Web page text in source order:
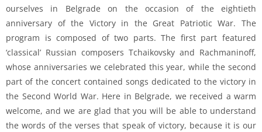
ourselves in Belgrade on the occasion of the eightieth
anniversary of the Victory in the Great Patriotic War. The
program is composed of two parts. The first part featured
‘classical’ Russian composers Tchaikovsky and Rachmaninoff,
whose anniversaries we celebrated this year, while the second
part of the concert contained songs dedicated to the victory in
the Second World War. Here in Belgrade, we received a warm
welcome, and we are glad that you will be able to understand
the words of the verses that speak of victory, because it is our